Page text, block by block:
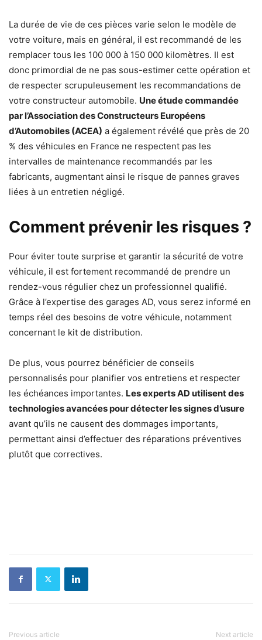
La durée de vie de ces pièces varie selon le modèle de
votre voiture, mais en général, il est recommandé de les
remplacer tous les 100 000 à 150 000 kilomètres. Il est
donc primordial de ne pas sous-estimer cette opération et
de respecter scrupuleusement les recommandations de
votre constructeur automobile. Une étude commandée
par l’Association des Constructeurs Européens
d’Automobiles (ACEA) a également révélé que près de 20
% des véhicules en France ne respectent pas les
intervalles de maintenance recommandés par les
fabricants, augmentant ainsi le risque de pannes graves
liées à un entretien négligé.
Comment prévenir les risques ?
Pour éviter toute surprise et garantir la sécurité de votre
véhicule, il est fortement recommandé de prendre un
rendez-vous régulier chez un professionnel qualifié.
Grâce à l’expertise des garages AD, vous serez informé en
temps réel des besoins de votre véhicule, notamment
concernant le kit de distribution.
De plus, vous pourrez bénéficier de conseils
personnalisés pour planifier vos entretiens et respecter
les échéances importantes. Les experts AD utilisent des
technologies avancées pour détecter les signes d’usure
avant qu’ils ne causent des dommages importants,
permettant ainsi d’effectuer des réparations préventives
plutôt que correctives.
Previous article Next article